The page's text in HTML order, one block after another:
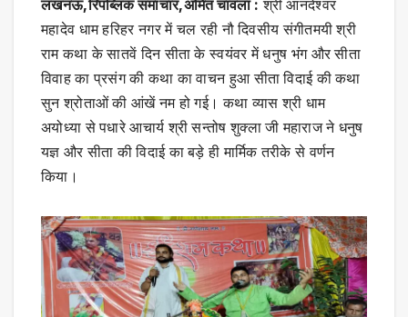
लखनऊ,रिपब्लिक समाचार,अमित चावला : श्री आनंदेश्वर
महादेव धाम हरिहर नगर में चल रही नौ दिवसीय संगीतमयी श्री
राम कथा के सातवें दिन सीता के स्वयंवर में धनुष भंग और सीता
विवाह का प्रसंग की कथा का वाचन हुआ सीता विदाई की कथा
सुन श्रोताओं की आंखें नम हो गई। कथा व्यास श्री धाम
अयोध्या से पधारे आचार्य श्री सन्तोष शुक्ला जी महाराज ने धनुष
यज्ञ और सीता की विदाई का बड़े ही मार्मिक तरीके से वर्णन
किया।